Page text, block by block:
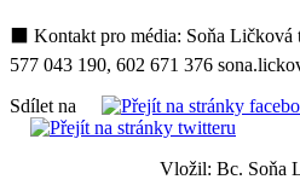
⬛ Kontakt pro média: Soňa
577 043 190, 602 671 376
Sdílet na
Vložil: Bc. Soňa